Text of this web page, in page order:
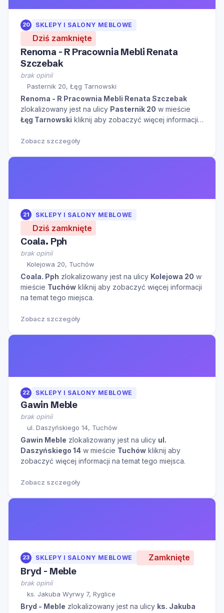
20 SKLEPY I SALONY MEBLOWE
Dziś zamknięte
Renoma - R Pracownia Mebli Renata
Szczebak
brak opinii
Pasternik 20, Łęg Tarnowski
Renoma - R Pracownia Mebli Renata Szczebak
zlokalizowany jest na ulicy Pasternik 20 w mieście
Łęg Tarnowski kliknij aby zobaczyć więcej informacji
Zobacz szczegóły
21 SKLEPY I SALONY MEBLOWE
Dziś zamknięte
Coala. Pph
brak opinii
Kolejowa 20, Tuchów
Coala. Pph zlokalizowany jest na ulicy Kolejowa 20 w
mieście Tuchów kliknij aby zobaczyć więcej informacji
na temat tego miejsca.
Zobacz szczegóły
22 SKLEPY I SALONY MEBLOWE
Gawin Meble
brak opinii
ul. Daszyńskiego 14, Tuchów
Gawin Meble zlokalizowany jest na ulicy ul.
Daszyńskiego 14 w mieście Tuchów kliknij aby
zobaczyć więcej informacji na temat tego miejsca.
Zobacz szczegóły
23 SKLEPY I SALONY MEBLOWE Zamknięte
Bryd - Meble
brak opinii
ks. Jakuba Wyrwy 7, Ryglice
Bryd - Meble zlokalizowany jest na ulicy ks. Jakuba